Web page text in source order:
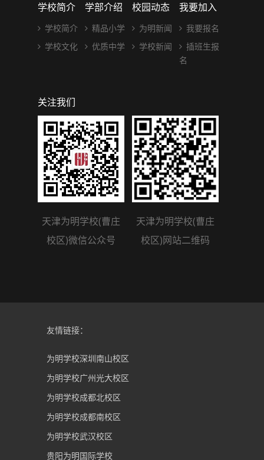
学校简介
学校简介
学校文化
学部介绍
精品小学
优质中学
校园动态
为明新闻
学校新闻
我要加入
我要报名
插班生报
名
关注我们
天津为明学校(曹庄
校区)微信公众号
天津为明学校(曹庄
校区)网站二维码
友情链接：
为明学校深圳南山校区
为明学校广州光大校区
为明学校成都北校区
为明学校成都南校区
为明学校武汉校区
贵阳为明国际学校